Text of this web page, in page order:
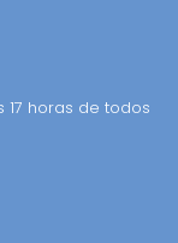
17 horas de todos